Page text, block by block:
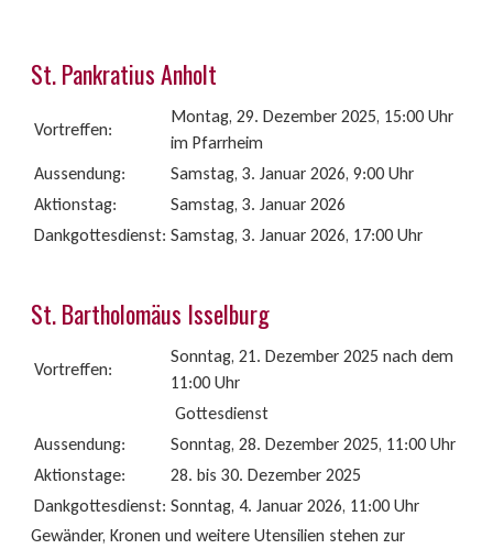
St. Pankratius Anholt
Vortreffen:
Montag, 29. Dezember 2025, 15:00 Uhr
im Pfarrheim
Aussendung:
Samstag, 3. Januar 2026, 9:00 Uhr
Aktionstag:
Samstag, 3. Januar 2026
Dankgottesdienst: Samstag, 3. Januar 2026, 17:00 Uhr
St. Bartholomäus Isselburg
Vortreffen:
Sonntag, 21. Dezember 2025 nach dem
11:00 Uhr
Gottesdienst
Aussendung:
Sonntag, 28. Dezember 2025, 11:00 Uhr
Aktionstage:
28. bis 30. Dezember 2025
Dankgottesdienst: Sonntag, 4. Januar 2026, 11:00 Uhr
Gewänder, Kronen und weitere Utensilien stehen zur